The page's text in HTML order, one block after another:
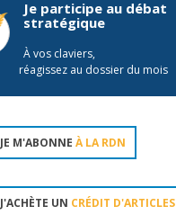
Je participe au débat
stratégique
À vos claviers,
réagissez au dossier du mois
JE M'ABONNE À LA RDN
J'ACHÈTE UN CRÉDIT D'ARTICLES